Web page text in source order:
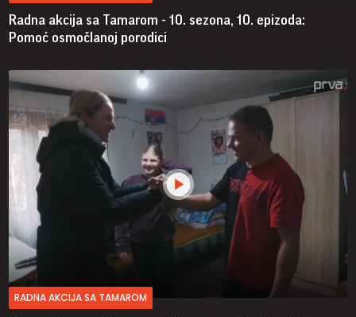
Radna akcija sa Tamarom - 10. sezona, 10. epizoda:
Pomoć osmočlanoj porodici
RADNA AKCIJA SA TAMAROM